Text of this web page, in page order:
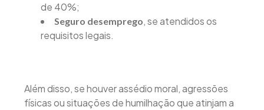
de 40%;
Seguro desemprego, se atendidos os
requisitos legais.
Além disso, se houver assédio moral, agressões
físicas ou situações de humilhação que atinjam a